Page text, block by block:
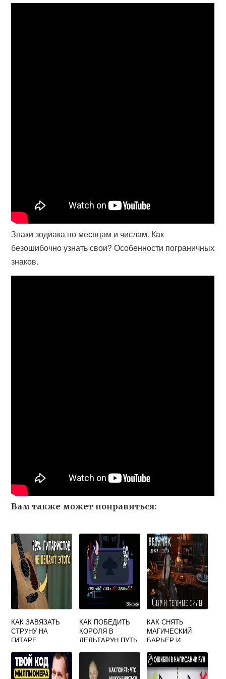
Знаки зодиака по месяцам и числам. Как
безошибочно узнать свои? Особенности пограничных
знаков.
Вам также может понравиться:
КАК ЗАВЯЗАТЬ
СТРУНУ НА
ГИТАРЕ
КАК ПОБЕДИТЬ
КОРОЛЯ В
ДЕЛЬТАРУН ПУТЬ
КАК СНЯТЬ
МАГИЧЕСКИЙ
БАРЬЕР И
СОКРОВИЩНИЦУ
АЭРАМАСА
ВЕДЬМАК 3